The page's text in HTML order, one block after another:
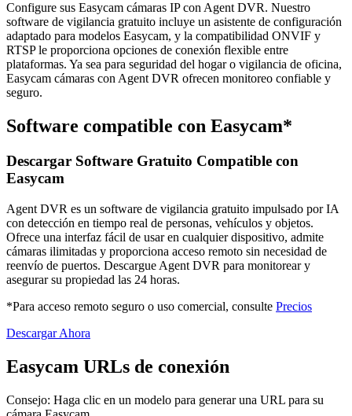
Configure sus Easycam cámaras IP con Agent DVR. Nuestro
software de vigilancia gratuito incluye un asistente de configuración
adaptado para modelos Easycam, y la compatibilidad ONVIF y
RTSP le proporciona opciones de conexión flexible entre
plataformas. Ya sea para seguridad del hogar o vigilancia de oficina,
Easycam cámaras con Agent DVR ofrecen monitoreo confiable y
seguro.
Software compatible con Easycam*
Descargar Software Gratuito Compatible con
Easycam
Agent DVR es un software de vigilancia gratuito impulsado por IA
con detección en tiempo real de personas, vehículos y objetos.
Ofrece una interfaz fácil de usar en cualquier dispositivo, admite
cámaras ilimitadas y proporciona acceso remoto sin necesidad de
reenvío de puertos. Descargue Agent DVR para monitorear y
asegurar su propiedad las 24 horas.
*Para acceso remoto seguro o uso comercial, consulte Precios
Descargar Ahora
Easycam URLs de conexión
Consejo: Haga clic en un modelo para generar una URL para su